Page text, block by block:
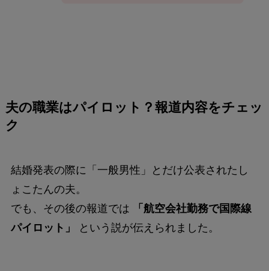
夫の職業はパイロット？報道内容をチェッ
ク
結婚発表の際に「一般男性」とだけ公表されたし
ょこたんの夫。
でも、その後の報道では
「航空会社勤務で国際線
パイロット」
という説が伝えられました。